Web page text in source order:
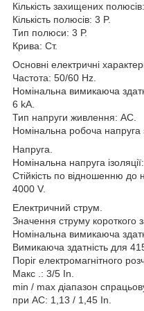
Кількість захищених
Кількість полюсів: 3 P.
Тип полюси: 3 Р.
Крива: Ст.
Основні електричні
Частота: 50/60 Hz.
Номінальна вимикаюча
6 kA.
Тип напруги живлення: AC.
Номінальна робоча напруга
Напруга.
Номінальна напруга
Стійкість по відношенню до
4000 V.
Електричний струм.
Значення струму
Номінальна вимикаюча
Вимикаюча здатність для
Поріг електромагнітного
Макс .: 3/5 In.
min / max діапазон
при АС: 1,13 / 1,45 In.